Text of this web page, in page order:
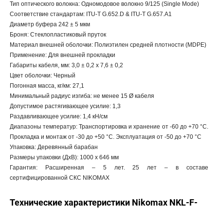
Тип оптического волокна: Одномодовое волокно 9/125 (Single Mode)
Соответствие стандартам: ITU-T G.652.D & ITU-T G.657.A1
Диаметр буфера 242 ± 5 мкм
Броня: Стеклопластиковый пруток
Материал внешней оболочки: Полиэтилен средней плотности (MDPE)
Применение: Для внешней прокладки
Габариты кабеля, мм: 3,0 ± 0,2 х 7,6 ± 0,2
Цвет оболочки: Черный
Погонная масса, кг/км: 27,1
Минимальный радиус изгиба: не менее 15 Ø кабеля
Допустимое растягивающее усилие: 1,3
Раздавливающее усилие: 1,4 кН/см
Диапазоны температур: Транспортировка и хранение от -60 до +70 °C.
Прокладка и монтаж от -30 до +50 °C. Эксплуатация от -50 до +70 °C
Упаковка: Деревянный барабан
Размеры упаковки (ДхВ): 1000 х 646 мм
Гарантия: Расширенная – 5 лет. 25 лет – в составе
сертифицированной СКС NIKOMAX
Технические характеристики Nikomax NKL-F-